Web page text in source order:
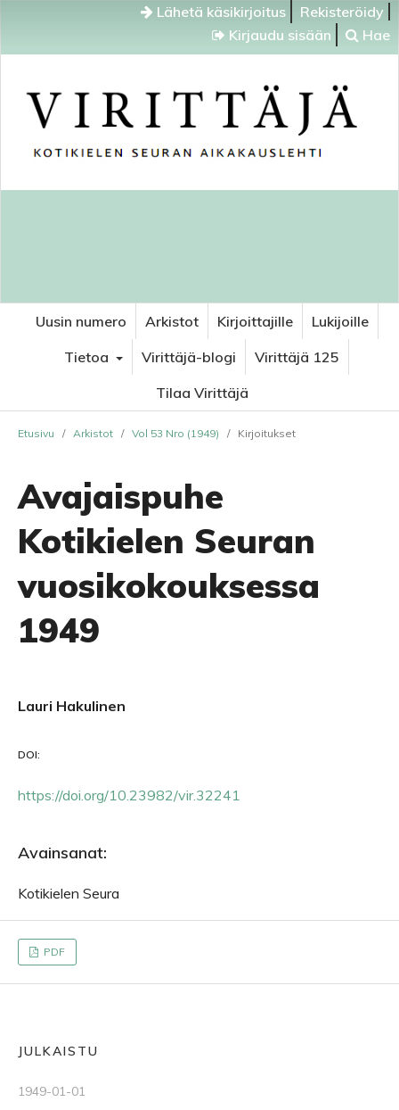
Lähetä käsikirjoitus
Rekisteröidy
Kirjaudu sisään
Hae
Uusin numero Arkistot Kirjoittajille
Lukijoille
Tietoa
Virittäjä-blogi
Virittäjä 125
Tilaa Virittäjä
Etusivu / Arkistot / Vol 53 Nro (1949) / Kirjoitukset
Avajaispuhe
Kotikielen Seuran
vuosikokouksessa
1949
Lauri Hakulinen
DOI:
https://doi.org/10.23982/vir.32241
Avainsanat:
Kotikielen Seura
PDF
JULKAISTU
1949-01-01